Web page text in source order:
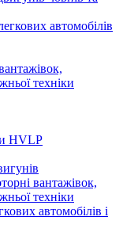
автомобілів
техніки
и HVLP
вантажівок,
техніки
автомобілів і